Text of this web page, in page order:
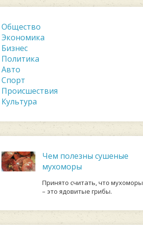
Общество
Экономика
Бизнес
Политика
Авто
Спорт
Происшествия
Культура
Чем полезны сушеные
мухоморы
Принято считать, что мухоморы
– это ядовитые грибы.